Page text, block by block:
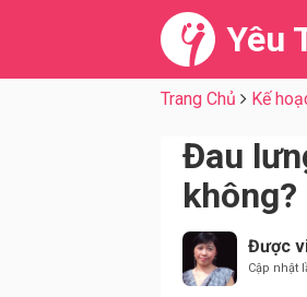
Yêu
Trang Chủ Kế
Đau
không?
Được
Cập nhật